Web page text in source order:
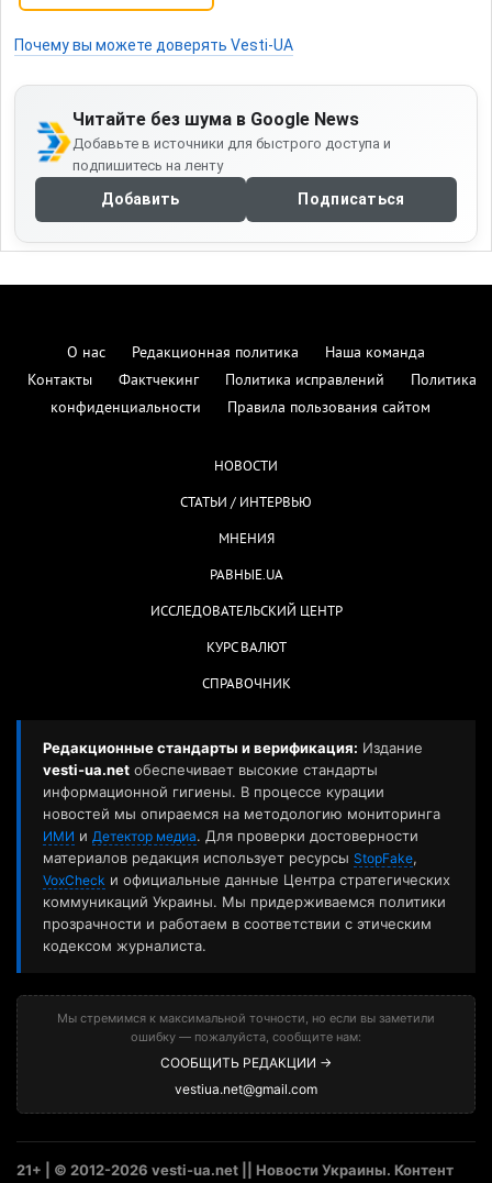
Почему вы можете доверять Vesti-UA
Читайте без шума в Google News
Добавьте в источники для быстрого доступа и
подпишитесь на ленту
Добавить Подписаться
О нас Редакционная политика
Наша команда
Контакты
Фактчекинг Политика исправлений
Политика
конфиденциальности
Правила пользования сайтом
НОВОСТИ
СТАТЬИ / ИНТЕРВЬЮ
МНЕНИЯ
РАВНЫЕ.UA
ИССЛЕДОВАТЕЛЬСКИЙ ЦЕНТР
КУРС ВАЛЮТ
СПРАВОЧНИК
Редакционные стандарты и верификация: Издание
vesti-ua.net обеспечивает высокие стандарты
информационной гигиены. В процессе курации
новостей мы опираемся на методологию мониторинга
ИМИ и Детектор медиа. Для проверки достоверности
материалов редакция использует ресурсы StopFake,
VoxCheck и официальные данные Центра стратегических
коммуникаций Украины. Мы придерживаемся политики
прозрачности и работаем в соответствии с этическим
кодексом журналиста.
Мы стремимся к максимальной точности, но если вы заметили
ошибку — пожалуйста, сообщите нам:
СООБЩИТЬ РЕДАКЦИИ →
vestiua.net@gmail.com
21+ | © 2012-2026 vesti-ua.net || Новости Украины. Контент